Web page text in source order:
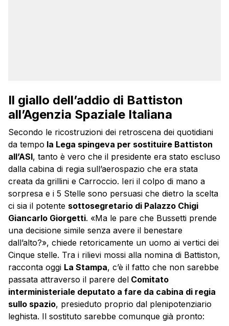
Il giallo dell’addio di Battiston
all’Agenzia Spaziale Italiana
Secondo le ricostruzioni dei retroscena dei quotidiani
da tempo la Lega spingeva per sostituire Battiston
all’ASI, tanto è vero che il presidente era stato escluso
dalla cabina di regia sull’aerospazio che era stata
creata da grillini e Carroccio. Ieri il colpo di mano a
sorpresa e i 5 Stelle sono persuasi che dietro la scelta
ci sia il potente sottosegretario di Palazzo Chigi
Giancarlo Giorgetti. «Ma le pare che Bussetti prende
una decisione simile senza avere il benestare
dall’alto?», chiede retoricamente un uomo ai vertici dei
Cinque stelle. Tra i rilievi mossi alla nomina di Battiston,
racconta oggi La Stampa, c’è il fatto che non sarebbe
passata attraverso il parere del Comitato
interministeriale deputato a fare da cabina di regia
sullo spazio, presieduto proprio dal plenipotenziario
leghista. Il sostituto sarebbe comunque già pronto: